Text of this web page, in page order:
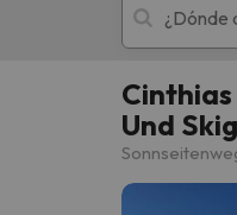
Esquí
Und